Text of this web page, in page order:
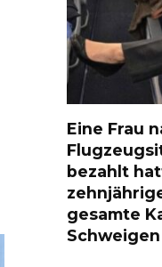
Eine Frau
bezahlt
gesamte